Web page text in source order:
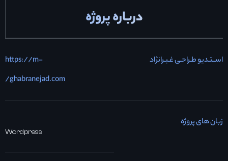
درباره پروژه
اســتـدیو طـراحـی غـبـرانژاد
https://m-
ghabranejad.com/
زبان های پروژه
Wordpress